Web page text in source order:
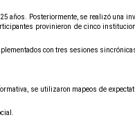
años.
Posteriormente, se realizó una
provinieron de cinco
con tres sesiones
se utilizaron mapeos de